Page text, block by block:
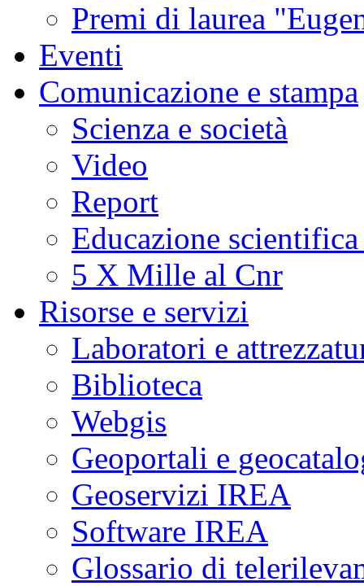
Premi di laurea
Eventi
Comunicazione e stampa
Scienza e società
Video
Report
Educazione
5 X Mille al Cnr
Risorse e servizi
Laboratori e
Biblioteca
Webgis
Geoportali e
Geoservizi IREA
Software IREA
Glossario di